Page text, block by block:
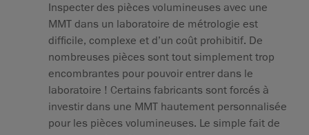
Inspecter des pièces volumineuses avec une
MMT dans un laboratoire de métrologie est
difficile, complexe et d’un coût prohibitif. De
nombreuses pièces sont tout simplement trop
encombrantes pour pouvoir entrer dans le
laboratoire ! Certains fabricants sont forcés à
investir dans une MMT hautement personnalisée
pour les pièces volumineuses. Le simple fait de